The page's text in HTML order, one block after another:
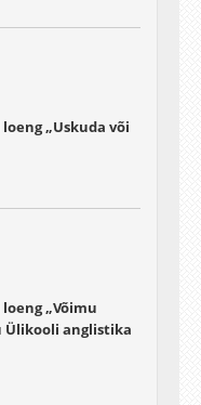
„Uskuda või
„Võimu
Ülikooli anglistika